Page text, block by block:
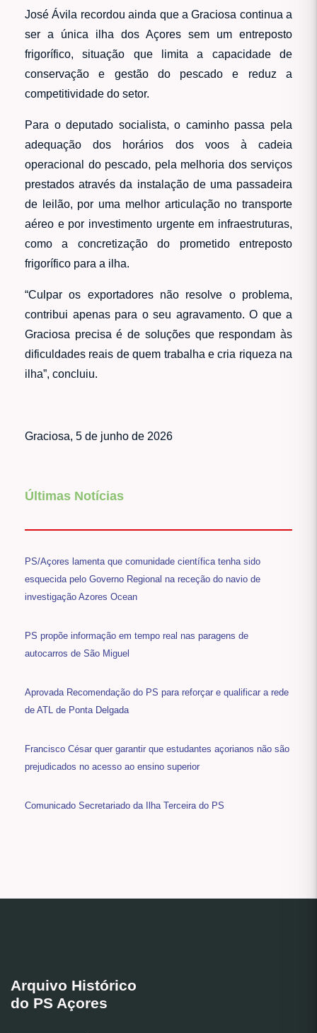
José Ávila recordou ainda que a Graciosa continua a
ser a única ilha dos Açores sem um entreposto
frigorífico, situação que limita a capacidade de
conservação e gestão do pescado e reduz a
competitividade do setor.
Para o deputado socialista, o caminho passa pela
adequação dos horários dos voos à cadeia
operacional do pescado, pela melhoria dos serviços
prestados através da instalação de uma passadeira
de leilão, por uma melhor articulação no transporte
aéreo e por investimento urgente em infraestruturas,
como a concretização do prometido entreposto
frigorífico para a ilha.
“Culpar os exportadores não resolve o problema,
contribui apenas para o seu agravamento. O que a
Graciosa precisa é de soluções que respondam às
dificuldades reais de quem trabalha e cria riqueza na
ilha”, concluiu.
Graciosa, 5 de junho de 2026
Últimas Notícias
PS/Açores lamenta que comunidade científica tenha sido
esquecida pelo Governo Regional na receção do navio de
investigação Azores Ocean
PS propõe informação em tempo real nas paragens de
autocarros de São Miguel
Aprovada Recomendação do PS para reforçar e qualificar a rede
de ATL de Ponta Delgada
Francisco César quer garantir que estudantes açorianos não são
prejudicados no acesso ao ensino superior
Comunicado Secretariado da Ilha Terceira do PS
Arquivo Histórico
do PS Açores